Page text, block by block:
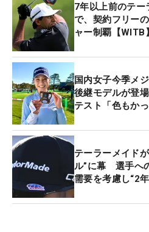
7年以上前のテー
で、契約フリー
ャー制覇【WITB】
国内女子今季メ
後継モデルが登
テスト「色もかっ
テーラーメイド
ル”に幕 選手へ
需要を考慮し“2